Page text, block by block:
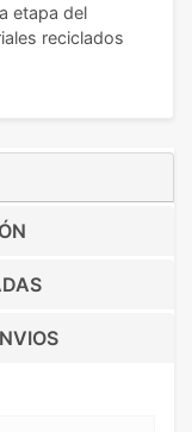
etapa del
reciclados